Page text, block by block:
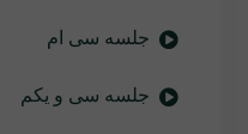
جلسه سی ام
جلسه سی و یکم